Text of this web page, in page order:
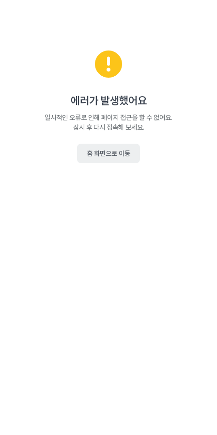
에러가 발생했어요
일시적인 오류로 인해 페이지 접근을 할 수 없어요.
잠시 후 다시 접속해 보세요.
홈 화면으로 이동